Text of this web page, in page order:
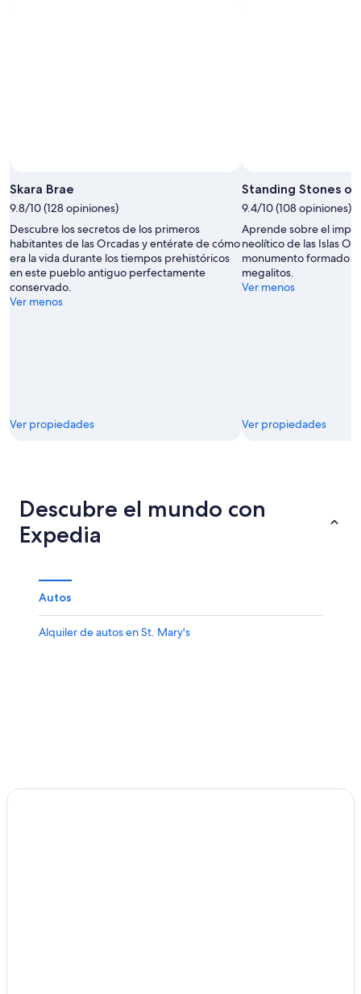
Skara Brae
9.8/10 (128 opiniones)
Descubre los secretos de los primeros
habitantes de las Orcadas y entérate de cómo
era la vida durante los tiempos prehistóricos
en este pueblo antiguo perfectamente
conservado.
Ver menos
Ver propiedades
Standing Stones of
9.4/10 (108 opiniones)
Aprende sobre el
neolítico de las Islas
monumento formado
megalitos.
Ver menos
Ver propiedades
Descubre el mundo con
Expedia
Autos
Alquiler de autos en St. Mary's